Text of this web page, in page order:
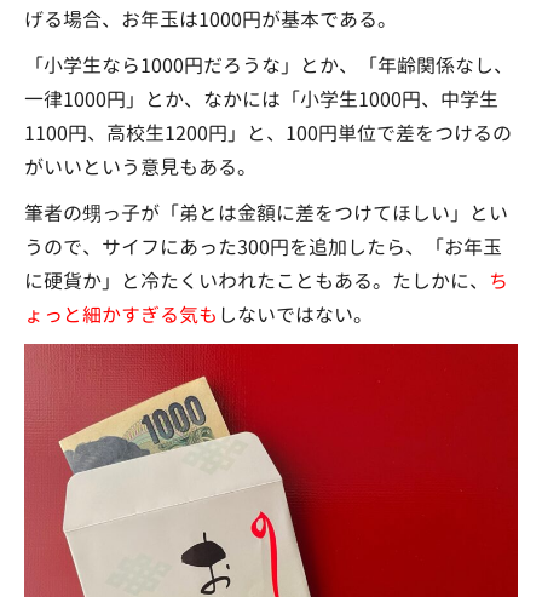
げる場合、お年玉は1000円が基本である。
「小学生なら1000円だろうな」とか、「年齢関係なし、
一律1000円」とか、なかには「小学生1000円、中学生
1100円、高校生1200円」と、100円単位で差をつけるの
がいいという意見もある。
筆者の甥っ子が「弟とは金額に差をつけてほしい」とい
うので、サイフにあった300円を追加したら、「お年玉
に硬貨か」と冷たくいわれたこともある。たしかに、 ち
ょっと細かすぎる気も しないではない。